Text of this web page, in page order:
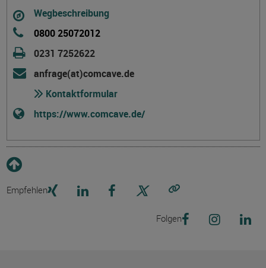
Wegbeschreibung
0800 25072012
0231 7252622
anfrage(at)comcave.de
Kontaktformular
https://www.comcave.de/
Empfehlen
Folgen